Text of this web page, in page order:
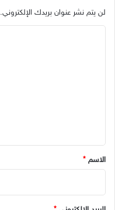
لن يتم نشر عنوان بريدك الإلكتروني.
*
الاسم *